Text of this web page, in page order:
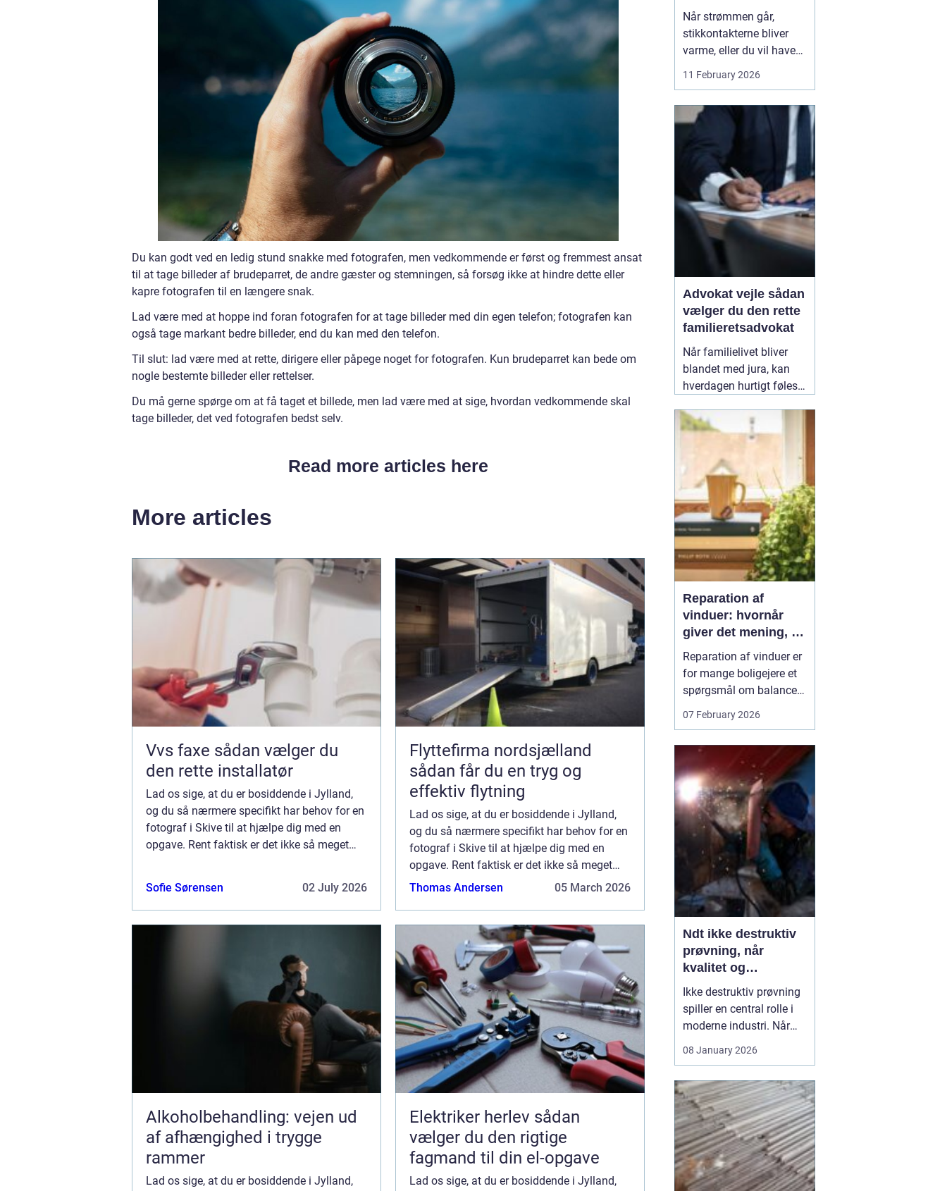
Du kan godt ved en ledig stund snakke med fotografen, men vedkommende er først og fremmest ansat
til at tage billeder af brudeparret, de andre gæster og stemningen, så forsøg ikke at hindre dette eller
kapre fotografen til en længere snak.
Lad være med at hoppe ind foran fotografen for at tage billeder med din egen telefon; fotografen kan
også tage markant bedre billeder, end du kan med den telefon.
Til slut: lad være med at rette, dirigere eller påpege noget for fotografen. Kun brudeparret kan bede om
nogle bestemte billeder eller rettelser.
Du må gerne spørge om at få taget et billede, men lad være med at sige, hvordan vedkommende skal
tage billeder, det ved fotografen bedst selv.
Read more articles here
More articles
Vvs faxe sådan vælger du
den rette installatør
Lad os sige, at du er bosiddende i Jylland,
og du så nærmere specifikt har behov for en
fotograf i Skive til at hjælpe dig med en
opgave. Rent faktisk er det ikke så meget
Sofie Sørensen 02 July 2026
Flyttefirma nordsjælland
sådan får du en tryg og
effektiv flytning
Lad os sige, at du er bosiddende i Jylland,
og du så nærmere specifikt har behov for en
fotograf i Skive til at hjælpe dig med en
opgave. Rent faktisk er det ikke så meget
hjælp, som det er at bede fotografen om at
Thomas Andersen 05 March 2026
Alkoholbehandling: vejen ud
af afhængighed i trygge
rammer
Lad os sige, at du er bosiddende i Jylland,
Elektriker herlev sådan
vælger du den rigtige
fagmand til din el-opgave
Lad os sige, at du er bosiddende i Jylland,
til din el-opgave
Når strømmen går,
stikkontakterne bliver
varme, eller du vil have
ny belysning i hjemmet,
bliver valget af elektriker
Mange søger
efter en
hvordan vurd...
11 February 2026
Advokat vejle sådan
vælger du den rette
familieretsadvokat
Når familielivet bliver
blandet med jura, kan
hverdagen hurtigt føles
om børn, ægteskab, arv
eller bolig handler
sjældent kun om
paragraffer, men også
om følelser, tryghed og
fremtid. I sådan en
situation kan en09
February 2026
Reparation af
vinduer: hvornår
giver det mening, og
hvad skal du
vælge?
Reparation af vinduer er
for mange boligejere et
spørgsmål om balance.
På den ene side vil du
gerne bevare husets
unødvendige udgifter. På
den anden side skal
vinduerne være tætte,
ene...
07 February 2026
Ndt ikke destruktiv
prøvning, når
kvalitet og
sikkerhed er
afgørende
Ikke destruktiv prøvning
spiller en central rolle i
moderne industri. Når
udstyr, tanke eller
kontrolleres, skal det ske
uden at ødelægge
emnet. Her kommerN...
08 January 2026